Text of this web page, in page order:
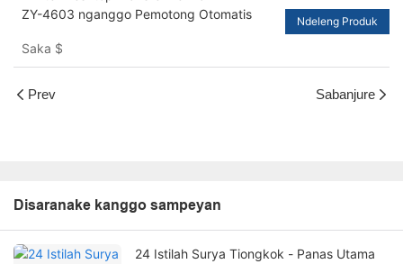
ZY-4603 nganggo Pemotong Otomatis
Saka $
Ndeleng Produk
Prev Sabanjure
Disaranake kanggo sampeyan
24 Istilah Surya Tiongkok - Panas Utama